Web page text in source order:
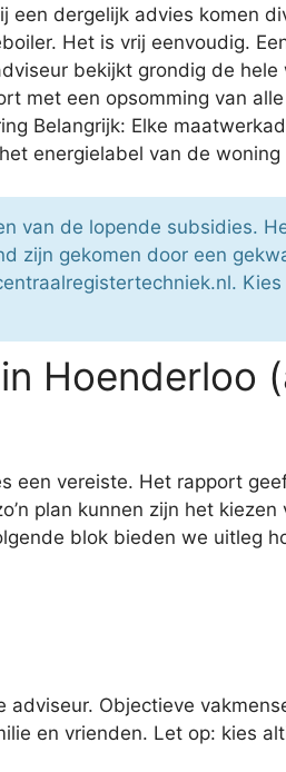
dergelijk advies komen
Het is vrij eenvoudig.
bekijkt grondig de
met een opsomming van
Belangrijk: Elke
energielabel van de woning
van de lopende subsidies.
zijn gekomen door een
Hoenderloo
een vereiste. Het rapport
plan kunnen zijn het kiezen
blok bieden we uitleg
Objectieve
en vrienden. Let op: kies